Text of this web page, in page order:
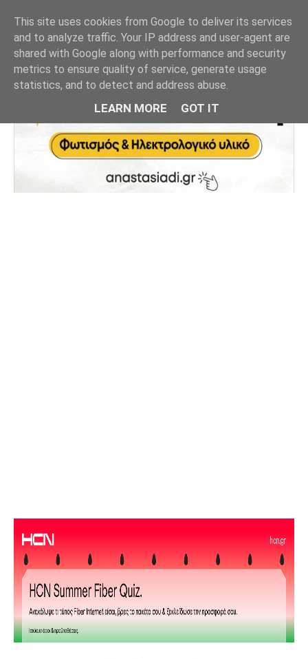
This site uses cookies from Google to deliver its services
and to analyze traffic. Your IP address and user-agent are
shared with Google along with performance and security
metrics to ensure quality of service, generate usage
statistics, and to detect and address abuse.
LEARN MORE GOT IT